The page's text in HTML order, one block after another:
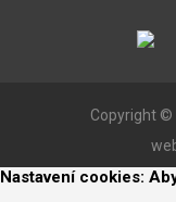
Copyright ©
Nastavení cookies: